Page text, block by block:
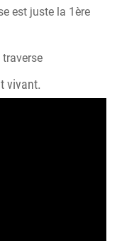
est juste la 1ère
vivant.